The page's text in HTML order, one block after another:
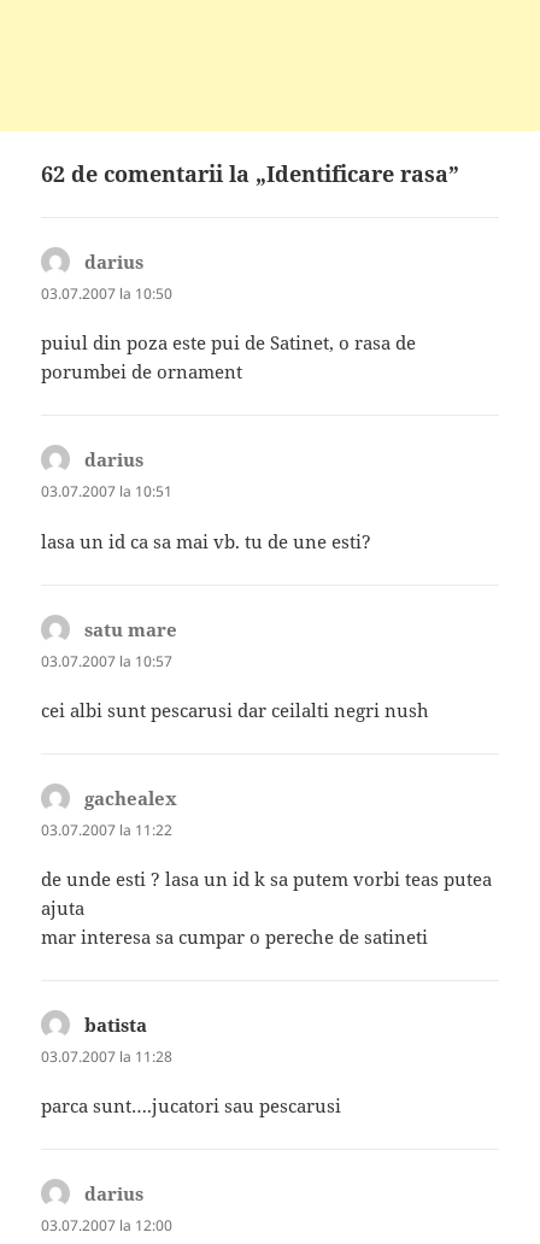
62 de comentarii la „Identificare rasa”
darius
03.07.2007 la 10:50
puiul din poza este pui de Satinet, o rasa de
porumbei de ornament
darius
03.07.2007 la 10:51
lasa un id ca sa mai vb. tu de une esti?
satu mare
03.07.2007 la 10:57
cei albi sunt pescarusi dar ceilalti negri nush
gachealex
03.07.2007 la 11:22
de unde esti ? lasa un id k sa putem vorbi teas putea
ajuta
mar interesa sa cumpar o pereche de satineti
batista
03.07.2007 la 11:28
parca sunt….jucatori sau pescarusi
darius
03.07.2007 la 12:00